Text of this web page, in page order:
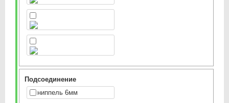
Подсоединение
ниппель 6мм